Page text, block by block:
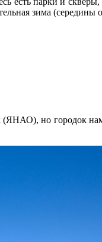
зима (середины
но городок